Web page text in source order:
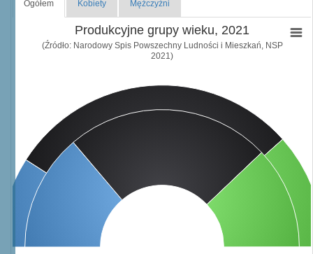
Ogółem Kobiety Mężczyźni
Produkcyjne grupy wieku, 2021
(Źródło: Narodowy Spis Powszechny Ludności i Mieszkań, NSP
2021)